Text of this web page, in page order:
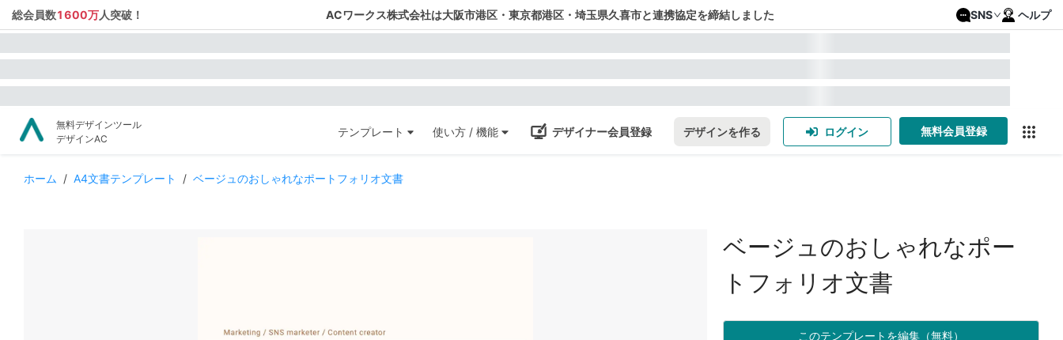
総会員数1600万人突破！ ACワークス株式会社は大阪市港区・東京都港区・埼玉県久喜市と連携協定を締結しました SNS ヘルプ
無料デザインツール
デザインAC
テンプレート 使い方 / 機能 デザイナー会員登録 デザインを作る ログイン 無料会員登録
ホーム / A4文書テンプレート / ベージュのおしゃれなポートフォリオ文書
ベージュのおしゃれなポー
トフォリオ文書
このテンプレートを編集（無料）